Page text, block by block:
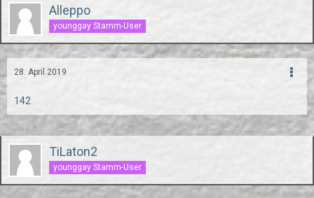
Alleppo
younggay Stamm-User
28. April 2019
142
TiLaton2
younggay Stamm-User